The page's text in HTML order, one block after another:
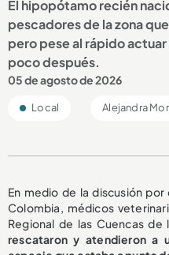
El hipopótamo recién
pescadores de la zona
pero pese al rápido
poco después.
05 de agosto de 2026
Local Alejandra
En medio de la discusión
Colombia, médicos
Regional de las Cuencas de
rescataron y atendieron a